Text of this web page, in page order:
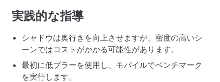
実践的な指導
シャドウは奥行きを向上させますが、密度の高いシ
ーンではコストがかかる可能性があります。
最初に低ブラーを使用し、モバイルでベンチマーク
を実行します。